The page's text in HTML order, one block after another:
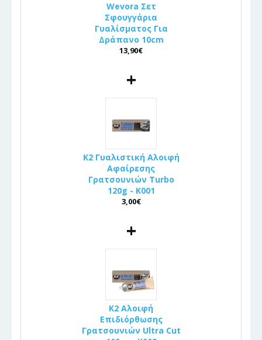
Wevora Σετ
Σφουγγάρια
Γυαλίσματος Για
Δράπανο 10cm
13,90€
+
K2 Γυαλιστική Αλοιφή
Αφαίρεσης
Γρατσουνιών Turbo
120g - K001
3,00€
+
K2 Αλοιφή
Επιδιόρθωσης
Γρατσουνιών Ultra Cut